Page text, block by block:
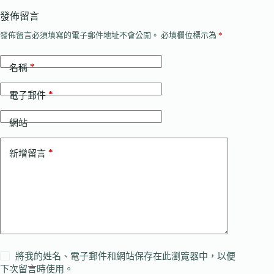
發佈留言
發佈留言必須填寫的電子郵件地址不會公開。 必填欄位標示為 *
名稱*
電子郵件*
網站
新增留言 *
將我的姓名、電子郵件和網站保存在此瀏覽器中，以便
下次留言時使用。